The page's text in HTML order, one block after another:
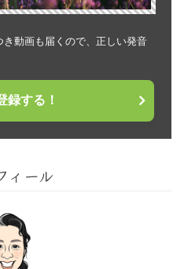
動画も届くので、正しい発音
録する！
ィール